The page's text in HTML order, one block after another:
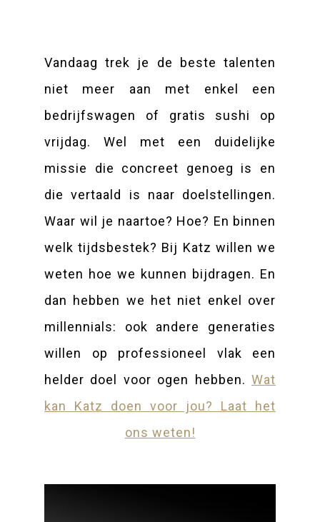
Vandaag trek je de beste talenten
niet meer aan met enkel een
bedrijfswagen of gratis sushi op
vrijdag. Wel met een duidelijke
missie die concreet genoeg is en
die vertaald is naar doelstellingen.
Waar wil je naartoe? Hoe? En binnen
welk tijdsbestek? Bij Katz willen we
weten hoe we kunnen bijdragen. En
dan hebben we het niet enkel over
millennials: ook andere generaties
willen op professioneel vlak een
helder doel voor ogen hebben. Wat
kan Katz doen voor jou? Laat het
ons weten!